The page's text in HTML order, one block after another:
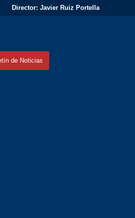
Director: Javier Ruiz Portella
de Noticias